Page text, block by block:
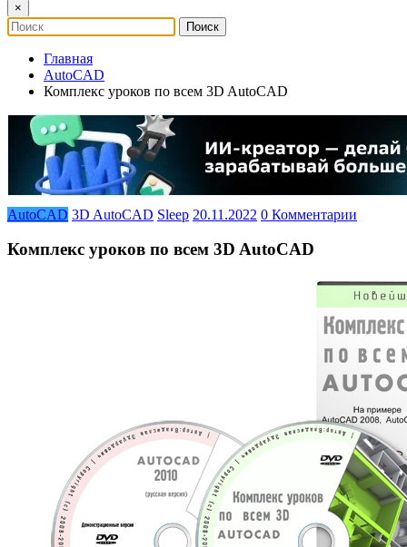
×
Главная
AutoCAD
Комплекс уроков по всем 3D AutoCAD
AutoCAD 3D AutoCAD Sleep 20.11.2022 0 Комментарии
Комплекс уроков по всем 3D AutoCAD